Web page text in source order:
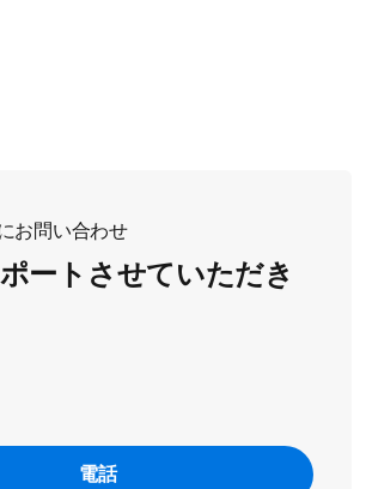
ップで吊るして乾かすと、ストラップが
性が失われる原因となります。洗濯後も
維持するために、平らにして乾かしてく
お問い合わせ
ートさせていただき
電話